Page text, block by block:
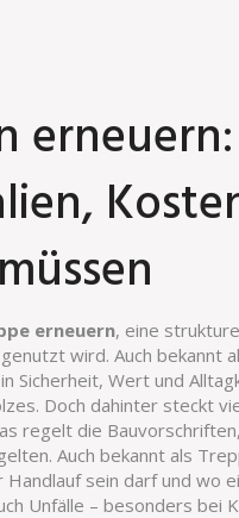
erneuern, eine
wird. Auch bekannt
Sicherheit, Wert und
Doch dahinter steckt
regelt die Bauvorschriften,
. Auch bekannt als
Handlauf sein darf und wo
Unfälle – besonders bei